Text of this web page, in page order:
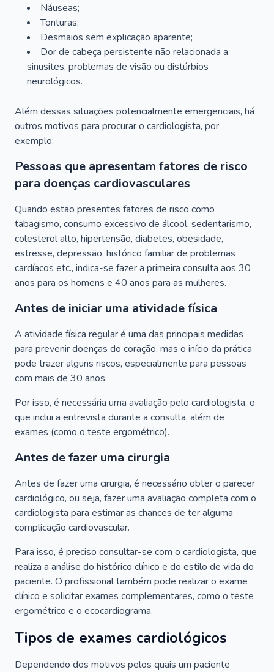
Náuseas;
Tonturas;
Desmaios sem explicação aparente;
Dor de cabeça persistente não relacionada a
sinusites, problemas de visão ou distúrbios
neurológicos.
Além dessas situações potencialmente emergenciais, há
outros motivos para procurar o cardiologista, por
exemplo:
Pessoas que apresentam fatores de risco
para doenças cardiovasculares
Quando estão presentes fatores de risco como
tabagismo, consumo excessivo de álcool, sedentarismo,
colesterol alto, hipertensão, diabetes, obesidade,
estresse, depressão, histórico familiar de problemas
cardíacos etc., indica-se fazer a primeira consulta aos 30
anos para os homens e 40 anos para as mulheres.
Antes de iniciar uma atividade física
A atividade física regular é uma das principais medidas
para prevenir doenças do coração, mas o início da prática
pode trazer alguns riscos, especialmente para pessoas
com mais de 30 anos.
Por isso, é necessária uma avaliação pelo cardiologista, o
que inclui a entrevista durante a consulta, além de
exames (como o teste ergométrico).
Antes de fazer uma cirurgia
Antes de fazer uma cirurgia, é necessário obter o parecer
cardiológico, ou seja, fazer uma avaliação completa com o
cardiologista para estimar as chances de ter alguma
complicação cardiovascular.
Para isso, é preciso consultar-se com o cardiologista, que
realiza a análise do histórico clínico e do estilo de vida do
paciente. O profissional também pode realizar o exame
clínico e solicitar exames complementares, como o teste
ergométrico e o ecocardiograma.
Tipos de exames cardiológicos
Dependendo dos motivos pelos quais um paciente